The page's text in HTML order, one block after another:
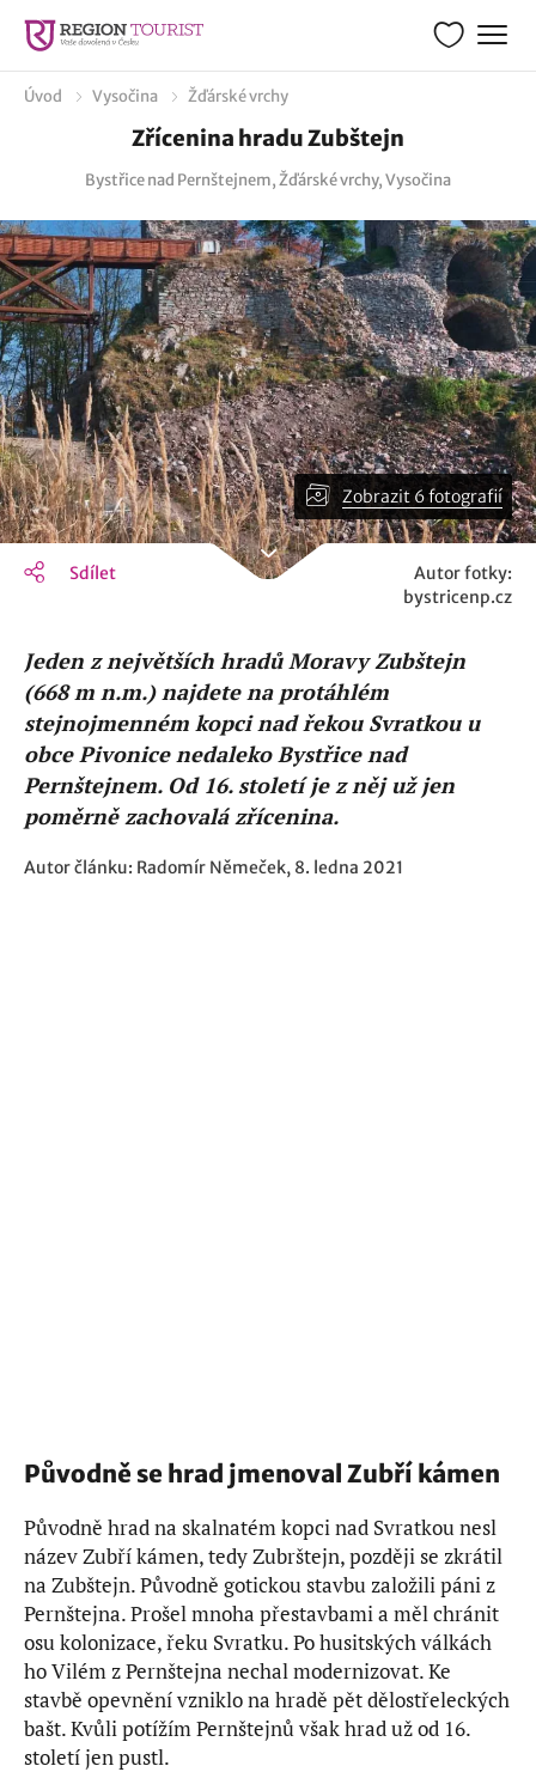
Úvod Vysočina Žďárské vrchy
Zřícenina hradu Zubštejn
Bystřice nad Pernštejnem, Žďárské vrchy, Vysočina
Zobrazit 6 fotografií
Sdílet
Autor fotky:
bystricenp.cz
Jeden z největších hradů Moravy Zubštejn
(668 m n.m.) najdete na protáhlém
stejnojmenném kopci nad řekou Svratkou u
obce Pivonice nedaleko Bystřice nad
Pernštejnem. Od 16. století je z něj už jen
poměrně zachovalá zřícenina.
Autor článku: Radomír Němeček, 8. ledna 2021
Původně se hrad jmenoval Zubří kámen
Původně hrad na skalnatém kopci nad Svratkou nesl
název Zubří kámen, tedy Zubrštejn, později se zkrátil
na Zubštejn. Původně gotickou stavbu založili páni z
Pernštejna. Prošel mnoha přestavbami a měl chránit
osu kolonizace, řeku Svratku. Po husitských válkách
ho Vilém z Pernštejna nechal modernizovat. Ke
stavbě opevnění vzniklo na hradě pět dělostřeleckých
bašt. Kvůli potížím Pernštejnů však hrad už od 16.
století jen pustl.